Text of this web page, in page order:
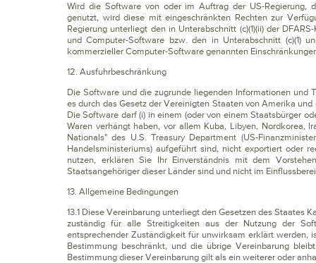
Wird die Software von oder im Auftrag der US-Regierung,
genutzt, wird diese mit eingeschränkten Rechten zur
Regierung unterliegt den in Unterabschnitt (c)(1)(ii) der
und Computer-Software bzw. den in Unterabschnitt (c)(1)
kommerzieller Computer-Software genannten
12. Ausfuhrbeschränkung
Die Software und die zugrunde liegenden Informationen und
es durch das Gesetz der Vereinigten Staaten von Amerika
Die Software darf (i) in einem (oder von einem Staatsbürger
Waren verhängt haben, vor allem Kuba, Libyen, Nordkorea,
Nationals" des U.S. Treasury Department (US-
Handelsministeriums) aufgeführt sind, nicht exportiert oder
nutzen, erklären Sie Ihr Einverständnis mit dem
Staatsangehöriger dieser Länder sind und nicht im
13. Allgemeine Bedingungen
13.1 Diese Vereinbarung unterliegt den Gesetzen des Staates
zuständig für alle Streitigkeiten aus der Nutzung der
entsprechender Zuständigkeit für unwirksam erklärt
Bestimmung beschränkt, und die übrige Vereinbarung
Bestimmung dieser Vereinbarung gilt als ein weiterer oder